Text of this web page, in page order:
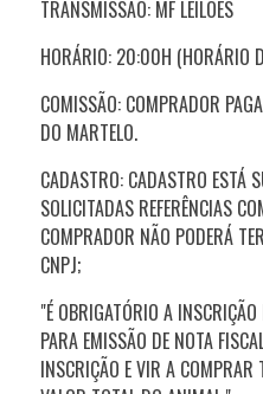
TRANSMISSÃO: MF LEILÕES
HORÁRIO: 20:00H (HORÁRIO
COMISSÃO: COMPRADOR
DO MARTELO.
CADASTRO: CADASTRO ESTÁ
SOLICITADAS REFERÊNCIAS
COMPRADOR NÃO PODERÁ
CNPJ;
"É OBRIGATÓRIO A
PARA EMISSÃO DE NOTA
INSCRIÇÃO E VIR A COMPRAR